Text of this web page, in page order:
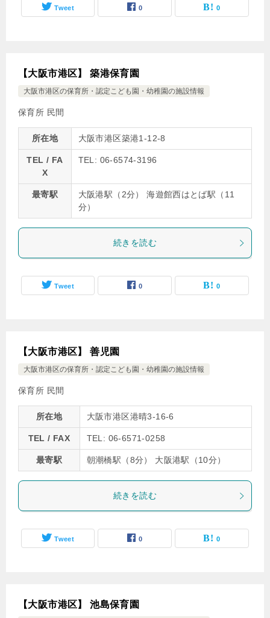
Tweet 0 0
【大阪市港区】 築港保育園
大阪市港区の保育所・認定こども園・幼稚園の施設情報
保育所 民間
所在地 大阪市港区築港1-12-8
TEL / FA
X
TEL: 06-6574-3196
最寄駅
大阪港駅（2分） 海遊館西はとば駅（11
分）
続きを読む
Tweet 0 0
【大阪市港区】 善児園
大阪市港区の保育所・認定こども園・幼稚園の施設情報
保育所 民間
所在地 大阪市港区港晴3-16-6
TEL / FAX TEL: 06-6571-0258
最寄駅 朝潮橋駅（8分） 大阪港駅（10分）
続きを読む
Tweet 0 0
【大阪市港区】 池島保育園